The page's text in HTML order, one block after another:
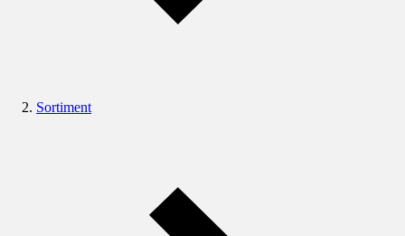
Sortiment